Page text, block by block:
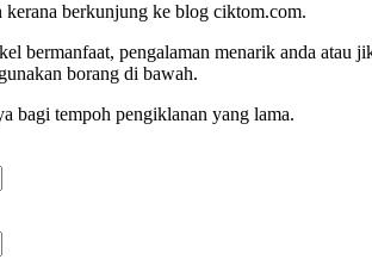
berkunjung ke blog ciktom.com.
bermanfaat, pengalaman menarik anda
borang di bawah.
bagi tempoh pengiklanan yang lama.